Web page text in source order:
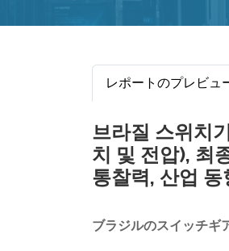
レポートのプレビュ
브라질 스위치
치 및 전압), 최
통찰력, 산업
ブラジルのスイッチギ